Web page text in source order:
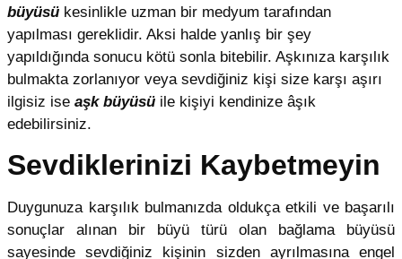
büyüsü kesinlikle uzman bir medyum tarafından
yapılması gereklidir. Aksi halde yanlış bir şey
yapıldığında sonucu kötü sonla bitebilir. Aşkınıza karşılık
bulmakta zorlanıyor veya sevdiğiniz kişi size karşı aşırı
ilgisiz ise aşk büyüsü ile kişiyi kendinize âşık
edebilirsiniz.
Sevdiklerinizi Kaybetmeyin
Duygunuza karşılık bulmanızda oldukça etkili ve başarılı
sonuçlar alınan bir büyü türü olan bağlama büyüsü
sayesinde sevdiğiniz kişinin sizden ayrılmasına engel